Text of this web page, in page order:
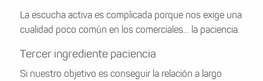
La escucha activa es complicada porque nos exige una
cualidad poco común en los comerciales… la paciencia.
Tercer ingrediente paciencia
Si nuestro objetivo es conseguir la relación a largo